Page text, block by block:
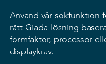
Använd vår sökfunktion
rätt Giada-lösning
formfaktor, processor
displaykrav.